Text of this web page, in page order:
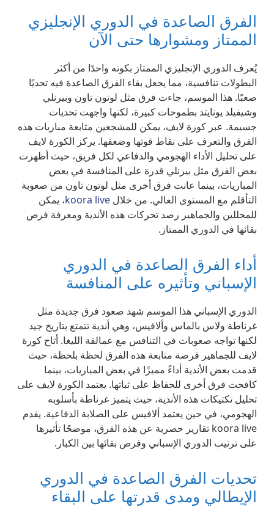
الفرق الصاعدة في الدوري الإنجليزي
الممتاز ومشوارها حتى الآن
يُعرف الدوري الإنجليزي الممتاز بكونه واحدًا من أكثر
البطولات تنافسية، مما يجعل بقاء الفرق الصاعدة فيه تحديًا
صعبًا. هذا الموسم، جاءت فرق مثل لوتون تاون وبيرنلي
وشيفيلد يونايتد بطموحات كبيرة، لكنها واجهت تحديات
جسيمة. عبر كورة لايف، يمكن للمشجعين متابعة مباريات هذه
الفرق والتعرف على نقاط قوتها وضعفها. يركز الكورة لايف
على تحليل الأداء الهجومي والدفاعي لكل فريق، حيث أظهرت
بعض الفرق مثل بيرنلي قدرة على المنافسة في بعض
المباريات، بينما عانت فرق أخرى مثل لوتون تاون من صعوبة
التأقلم مع المستوى العالي. من خلال koora live، يمكن
للمحللين والجماهير رصد تحركات هذه الأندية ومعرفة فرص
بقائها في الدوري الممتاز.
أداء الفرق الصاعدة في الدوري
الإسباني وتأثيره على المنافسة
الدوري الإسباني هذا الموسم شهد صعود فرق جديدة مثل
غرناطة ولاس بالماس وألافيس، وهي أندية تتمتع بتاريخ جيد
لكنها تواجه صعوبات في التنافس مع عمالقة الليغا. أتاح كورة
لايف للجماهير فرصة متابعة هذه الفرق لحظة بلحظة، حيث
قدمت بعض الأندية أداءً مميزًا في بعض المباريات، بينما
كافحت فرق أخرى للحفاظ على ثباتها. يعتمد الكورة لايف على
تحليل تكتيكات هذه الأندية، حيث يتميز غرناطة بأسلوبه
الهجومي، في حين يعتمد ألافيس على الصلابة الدفاعية. يقدم
koora live تقارير حصرية عن هذه الفرق، موضحًا تأثيرها
على ترتيب الدوري الإسباني وفرص بقائها بين الكبار.
تحديات الفرق الصاعدة في الدوري
الإيطالي ومدى قدرتها على البقاء